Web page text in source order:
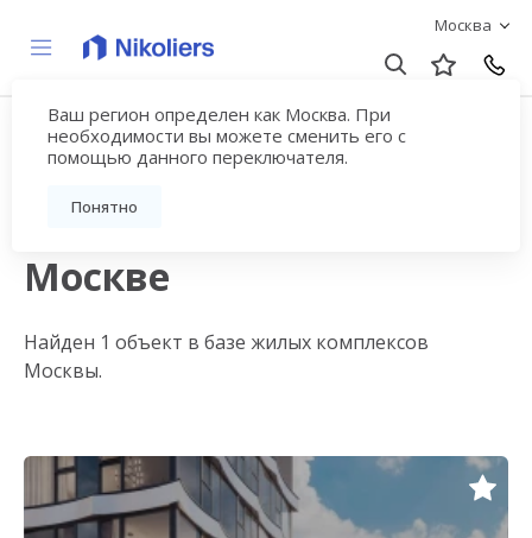
Москва
Ваш регион определен как Москва. При
необходимости вы можете сменить его с
помощью данного переключателя.
Понятно
Квартиры в
новостройках на
Москве
Найден 1 объект в базе жилых комплексов
Москвы.